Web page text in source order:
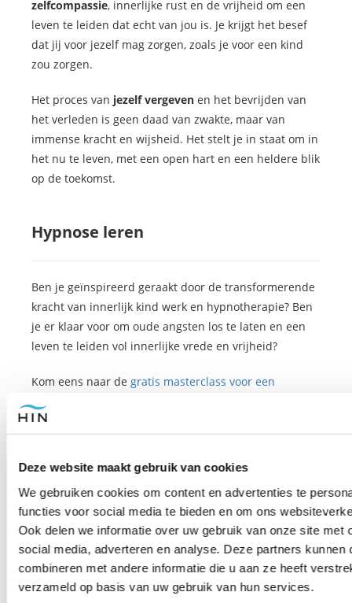
Deze website maakt gebruik van cookies
We gebruiken cookies om content en advertenties te
functies voor social media te bieden en om ons
Ook delen we informatie over uw gebruik van onze site met
social media, adverteren en analyse. Deze partners kunnen
combineren met andere informatie die u aan ze heeft
verzameld op basis van uw gebruik van hun services.
zelfcompassie, innerlijke rust en de vrijheid om een
leven te leiden dat echt van jou is. Je krijgt het besef
dat jij voor jezelf mag zorgen, zoals je voor een kind
zou zorgen.
Het proces van jezelf vergeven en het bevrijden van
het verleden is geen daad van zwakte, maar van
immense kracht en wijsheid. Het stelt je in staat om in
het nu te leven, met een open hart en een heldere blik
op de toekomst.
Hypnose leren
Ben je geïnspireerd geraakt door de transformerende
kracht van innerlijk kind werk en hypnotherapie? Ben
je er klaar voor om oude angsten los te laten en een
leven te leiden vol innerlijke vrede en vrijheid?
Kom eens naar de gratis masterclass voor een
Of schrijf je direct in voor een van onze evenementen
De opleiding kun je klassikaal en live online volgen.
Heb je een vraag over de opleiding?Plan hier een 1-
op-1 gesprek.
Bekijkhier onze agenda.